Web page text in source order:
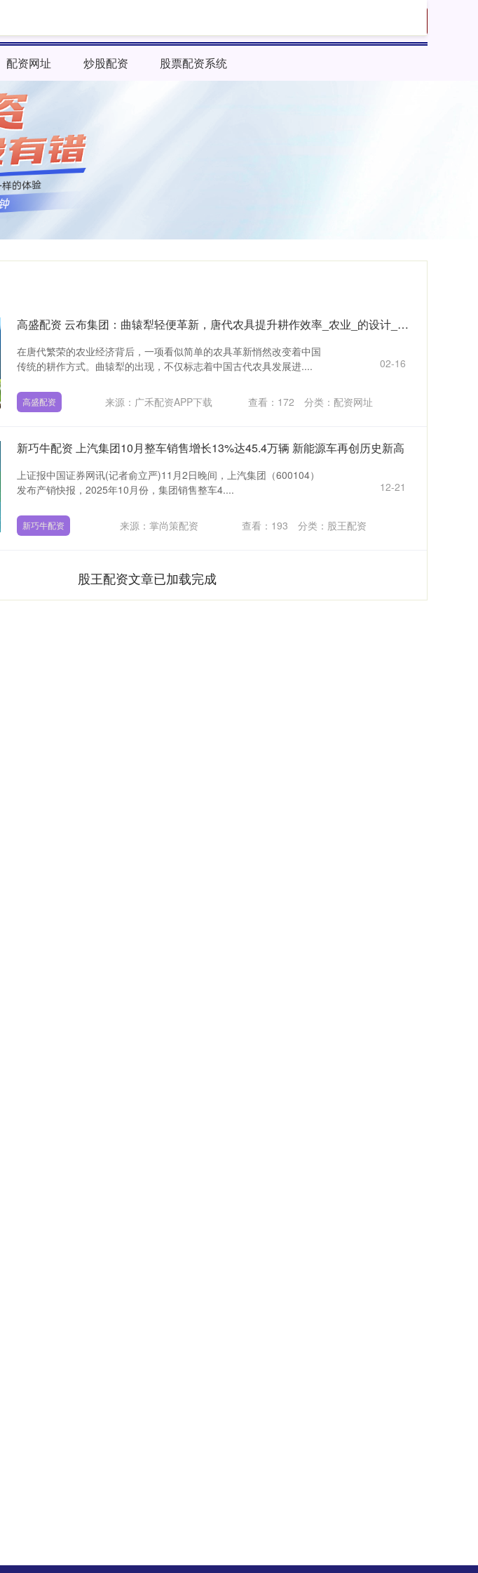
配资网址 炒股配资 股票配资系统
高盛配资 云布集团：曲辕犁轻便革新，唐代农具提升耕作效率_农业_的设计_犁箭
在唐代繁荣的农业经济背后，一项看似简单的农具革新悄然改变着中国
传统的耕作方式。曲辕犁的出现，不仅标志着中国古代农具发展进....
02-16
高盛配资 来源：广禾配资APP下载 查看： 172 分类：配资网址
新巧牛配资 上汽集团10月整车销售增长13%达45.4万辆 新能源车再创历史新高
上证报中国证券网讯(记者俞立严)11月2日晚间，上汽集团（600104）
发布产销快报，2025年10月份，集团销售整车4....
12-21
新巧牛配资 来源：掌尚策配资 查看： 193 分类： 股王配资
股王配资文章已加载完成